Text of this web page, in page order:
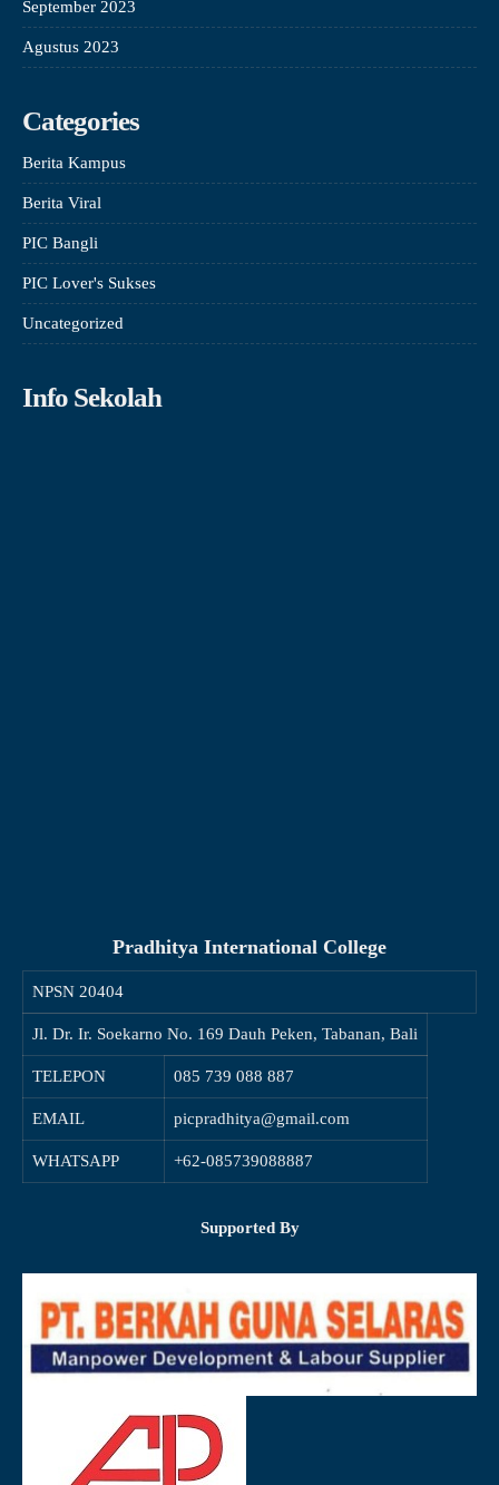
September 2023
Agustus 2023
Categories
Berita Kampus
Berita Viral
PIC Bangli
PIC Lover's Sukses
Uncategorized
Info Sekolah
Pradhitya International College
NPSN 20404
Jl. Dr. Ir. Soekarno No. 169 Dauh Peken, Tabanan, Bali
TELEPON 085 739 088 887
EMAIL picpradhitya@gmail.com
WHATSAPP +62-085739088887
Supported By